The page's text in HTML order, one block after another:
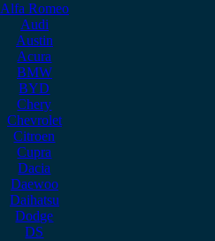
Alfa Romeo
Audi
Austin
Acura
BMW
BYD
Chery
Chevrolet
Citroen
Cupra
Dacia
Daewoo
Daihatsu
Dodge
DS